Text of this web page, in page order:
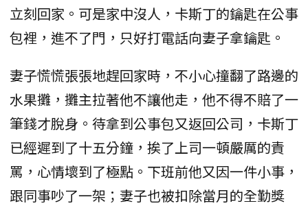
立刻回家。可是家中沒人，卡斯丁的鑰匙在公事
包裡，進不了門，只好打電話向妻子拿鑰匙。
妻子慌慌張張地趕回家時，不小心撞翻了路邊的
水果攤，攤主拉著他不讓他走，他不得不賠了一
筆錢才脫身。待拿到公事包又返回公司，卡斯丁
已經遲到了十五分鐘，挨了上司一頓嚴厲的責
罵，心情壞到了極點。下班前他又因一件小事，
跟同事吵了一架；妻子也被扣除當月的全勤獎